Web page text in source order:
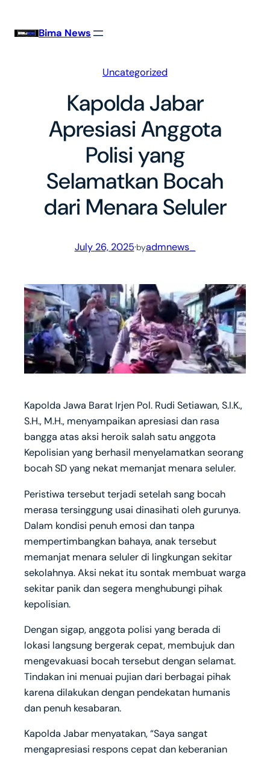
Bima News
Uncategorized
Kapolda Jabar
Apresiasi Anggota
Polisi yang
Selamatkan Bocah
dari Menara Seluler
July 26, 2025·byadmnews_
Kapolda Jawa Barat Irjen Pol. Rudi Setiawan, S.I.K.,
S.H., M.H., menyampaikan apresiasi dan rasa
bangga atas aksi heroik salah satu anggota
Kepolisian yang berhasil menyelamatkan seorang
bocah SD yang nekat memanjat menara seluler.
Peristiwa tersebut terjadi setelah sang bocah
merasa tersinggung usai dinasihati oleh gurunya.
Dalam kondisi penuh emosi dan tanpa
mempertimbangkan bahaya, anak tersebut
memanjat menara seluler di lingkungan sekitar
sekolahnya. Aksi nekat itu sontak membuat warga
sekitar panik dan segera menghubungi pihak
kepolisian.
Dengan sigap, anggota polisi yang berada di
lokasi langsung bergerak cepat, membujuk dan
mengevakuasi bocah tersebut dengan selamat.
Tindakan ini menuai pujian dari berbagai pihak
karena dilakukan dengan pendekatan humanis
dan penuh kesabaran.
Kapolda Jabar menyatakan, “Saya sangat
mengapresiasi respons cepat dan keberanian